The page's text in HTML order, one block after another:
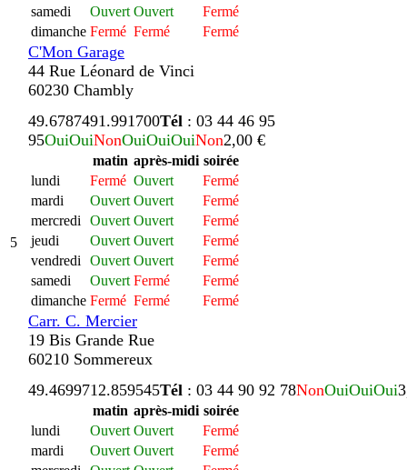
samedi
Ouvert Ouvert
Fermé
dimanche Fermé Fermé Fermé
C'Mon Garage
44 Rue Léonard de Vinci
60230 Chambly
5
49.6787491.991700Tél : 03 44 46 95
95OuiOuiNonOuiOuiOuiNon2,00 €
matin après-midi soirée
lundi
Fermé Ouvert
Fermé
mardi
Ouvert Ouvert
Fermé
mercredi
Ouvert Ouvert
Fermé
jeudi
Ouvert Ouvert
Fermé
vendredi
Ouvert Ouvert
Fermé
samedi
Ouvert Fermé
Fermé
dimanche Fermé Fermé Fermé
Carr. C. Mercier
19 Bis Grande Rue
60210 Sommereux
49.4699712.859545Tél : 03 44 90 92 78NonOuiOuiOui
matin après-midi soirée
lundi
Ouvert Ouvert
Fermé
mardi
Ouvert Ouvert
Fermé